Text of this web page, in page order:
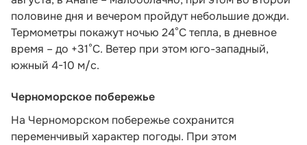
половине дня и вечером пройдут небольшие дожди.
Термометры покажут ночью 24°C тепла, в дневное
время – до +31°C. Ветер при этом юго-западный,
южный 4-10 м/с.
Черноморское побережье
На Черноморском побережье сохранится
переменчивый характер погоды. При этом